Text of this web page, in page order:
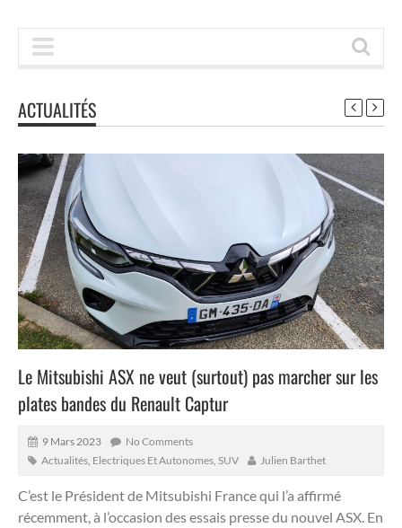
ACTUALITÉS
Le Mitsubishi ASX ne veut (surtout) pas marcher sur les
plates bandes du Renault Captur
9 Mars 2023
No Comments
Actualités Electriques Et Autonomes SUV Julien Barthet
C’est le Président de Mitsubishi France qui l’a affirmé
récemment, à l’occasion des essais presse du nouvel ASX. En